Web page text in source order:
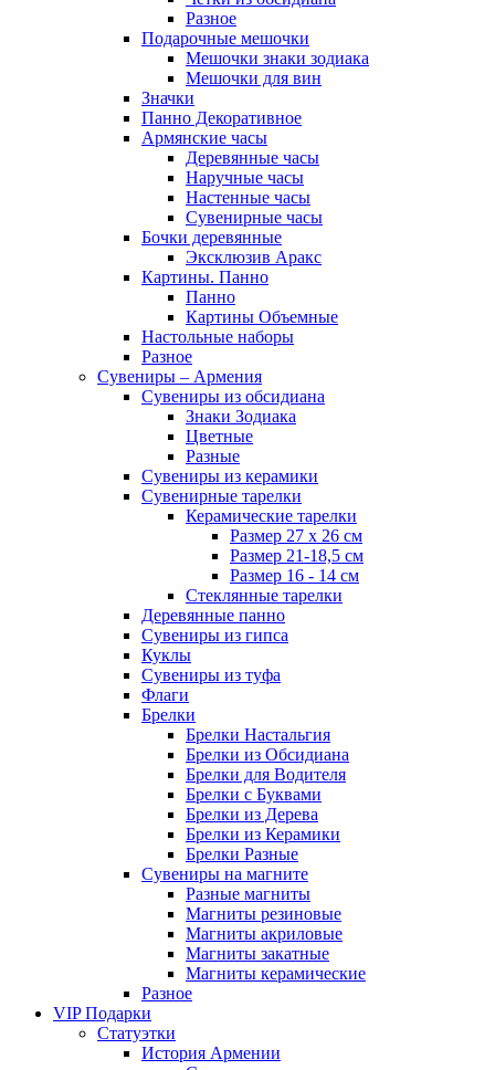
Разное
Подарочные мешочки
Мешочки знаки зодиака
Мешочки для вин
Значки
Панно Декоративное
Армянские часы
Деревянные часы
Наручные часы
Настенные часы
Сувенирные часы
Бочки деревянные
Эксклюзив Аракс
Картины. Панно
Панно
Картины Объемные
Настольные наборы
Разное
Сувениры – Армения
Сувениры из обсидиана
Знаки Зодиака
Цветные
Разные
Сувениры из керамики
Сувенирные тарелки
Керамические тарелки
Размер 27 х 26 см
Размер 21-18,5 см
Размер 16 - 14 см
Стеклянные тарелки
Деревянные панно
Сувениры из гипса
Куклы
Сувениры из туфа
Флаги
Брелки
Брелки Настальгия
Брелки из Обсидиана
Брелки для Водителя
Брелки с Буквами
Брелки из Дерева
Брелки из Керамики
Брелки Разные
Сувениры на магните
Разные магниты
Магниты резиновые
Магниты акриловые
Магниты закатные
Магниты керамические
Разное
VIP Подарки
Статуэтки
История Армении